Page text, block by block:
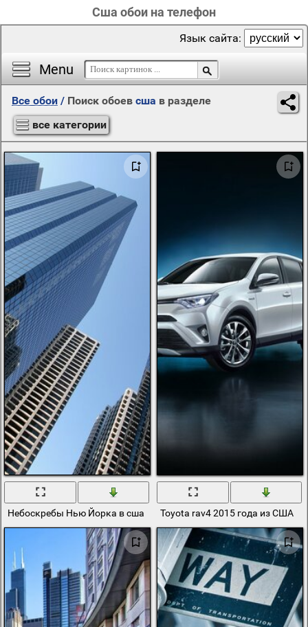
Сша обои на телефон
Menu
Язык сайта:
Все обои / Поиск обоев сша в разделе
все категории
Небоскребы Нью Йорка в сша Toyota rav4 2015 года из США